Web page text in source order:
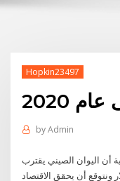
Hopkin23497
2020
byAdmin
أن اليوان الصيني يقترب
ونتوقع أن يحقق الاقتصاد